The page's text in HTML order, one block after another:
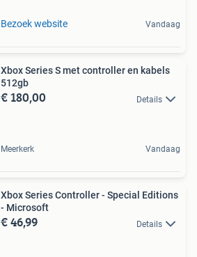
Bezoek website Vandaag
Xbox Series S met controller en kabels
512gb
€ 180,00 Details
Meerkerk Vandaag
Xbox Series Controller - Special Editions
- Microsoft
€ 46,99 Details